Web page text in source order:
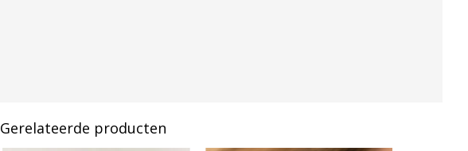
Gerelateerde producten